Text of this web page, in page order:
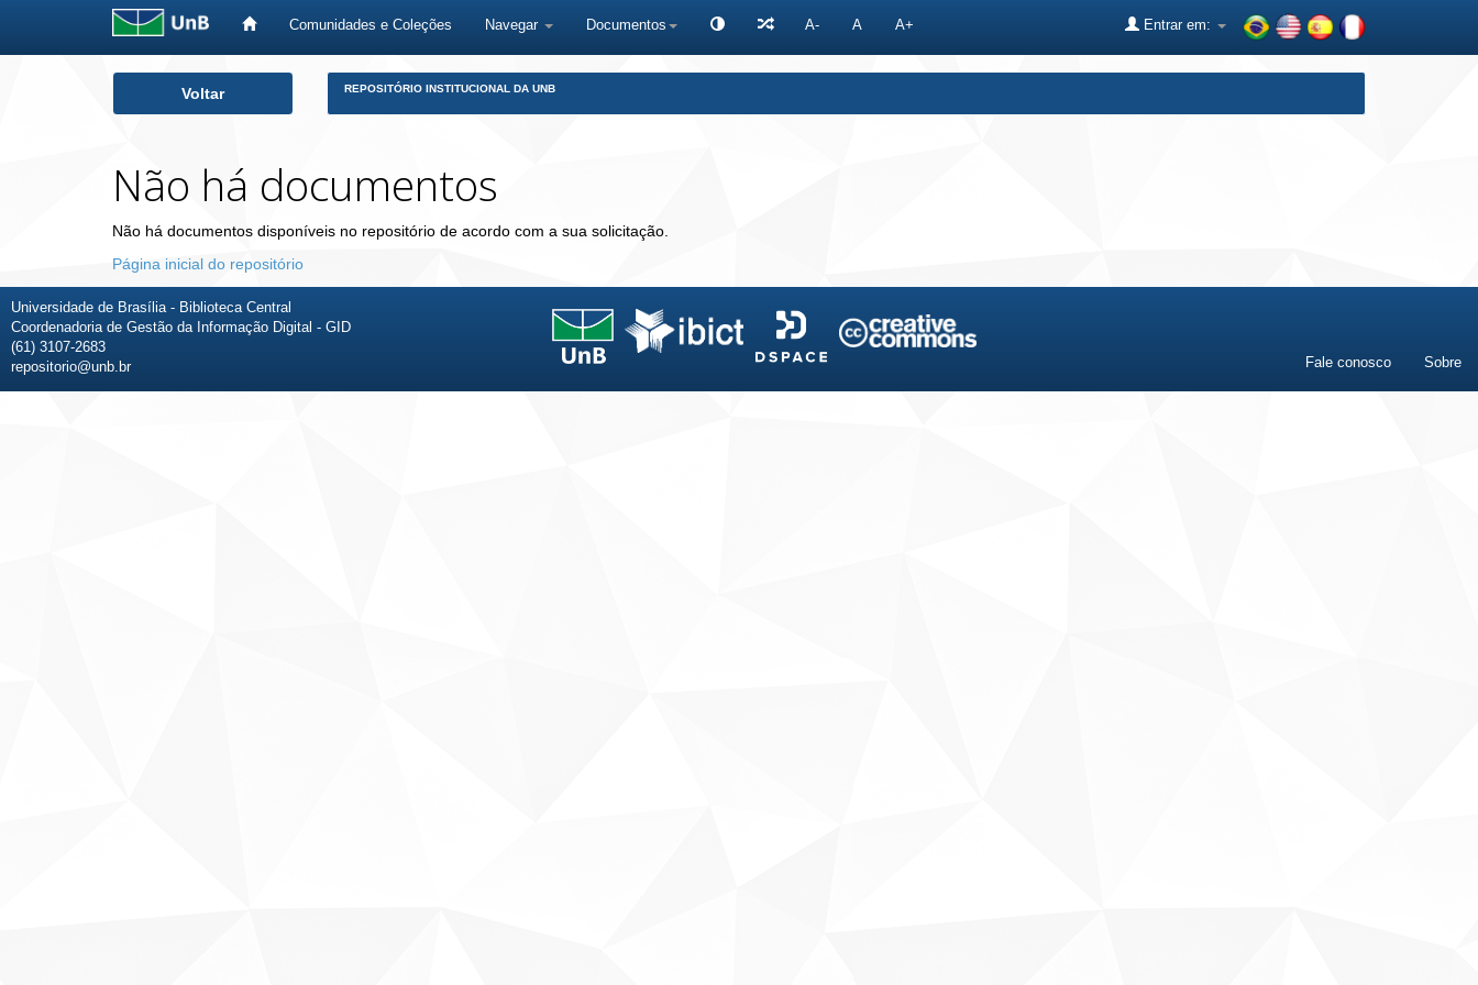
Comunidades e Coleções Navegar Documentos A- A A+ Entrar em:
Voltar REPOSITÓRIO INSTITUCIONAL DA UNB
Não há documentos
Não há documentos disponíveis no repositório de acordo com a sua solicitação.
Página inicial do repositório
Universidade de Brasília - Biblioteca Central
Coordenadoria de Gestão da Informação Digital - GID
(61) 3107-2683
repositorio@unb.br
Fale conosco Sobre